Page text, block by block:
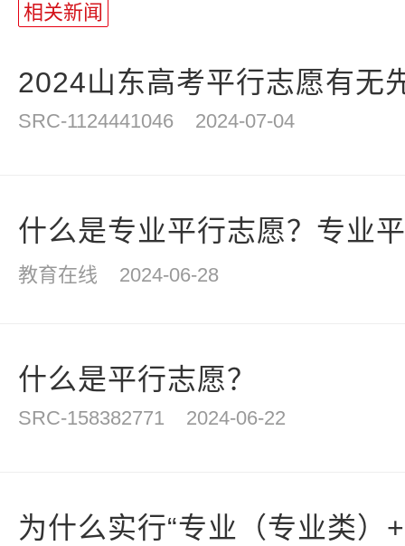
相关新闻
2024山东高考平行志愿有无
SRC-1124441046 2024-07-04
什么是专业平行志愿？专业
教育在线 2024-06-28
什么是平行志愿？
SRC-158382771 2024-06-22
为什么实行“专业（专业类）